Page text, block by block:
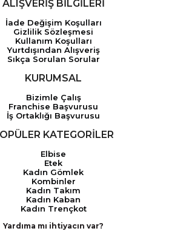
ALIŞVERİŞ BİLGİLERİ
İade Değişim Koşulları
Gizlilik Sözleşmesi
Kullanım Koşulları
Yurtdışından Alışveriş
Sıkça Sorulan Sorular
KURUMSAL
Bizimle Çalış
Franchise Başvurusu
İş Ortaklığı Başvurusu
KATEGORİLER
Elbise
Etek
Kadın Gömlek
Kombinler
Kadın Takım
Kadın Kaban
Kadın Trençkot
Yardıma mı ihtiyacın var?